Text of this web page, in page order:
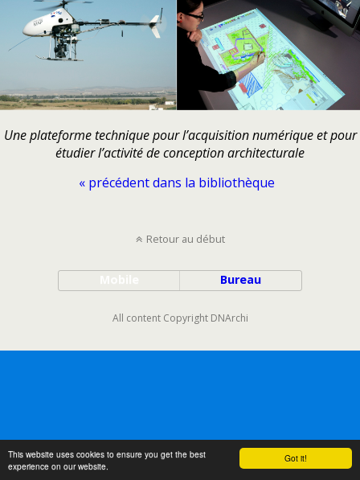
Got it!
This website uses cookies to ensure you get the best
experience on our website.
Une plateforme technique pour l’acquisition numérique et pour
étudier l’activité de conception architecturale
« précédent dans la bibliothèque
Retour au début
Bureau
All content Copyright DNArchi